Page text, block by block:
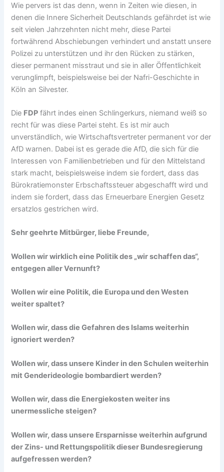
Wie pervers ist das denn, wenn in Zeiten wie diesen, in
denen die Innere Sicherheit Deutschlands gefährdet ist wie
seit vielen Jahrzehnten nicht mehr, diese Partei
fortwährend Abschiebungen verhindert und anstatt unsere
Polizei zu unterstützen und ihr den Rücken zu stärken,
dieser permanent misstraut und sie in aller Öffentlichkeit
verunglimpft, beispielsweise bei der Nafri-Geschichte in
Köln an Silvester.
Die FDP fährt indes einen Schlingerkurs, niemand weiß so
recht für was diese Partei steht. Es ist mir auch
unverständlich, wie Wirtschaftsvertreter permanent vor der
AfD warnen. Dabei ist es gerade die AfD, die sich für die
Interessen von Familienbetrieben und für den Mittelstand
stark macht, beispielsweise indem sie fordert, dass das
Bürokratiemonster Erbschaftssteuer abgeschafft wird und
indem sie fordert, dass das Erneuerbare Energien Gesetz
ersatzlos gestrichen wird.
Sehr geehrte Mitbürger, liebe Freunde,
Wollen wir wirklich eine Politik des „wir schaffen das“,
entgegen aller Vernunft?
Wollen wir eine Politik, die Europa und den Westen
weiter spaltet?
Wollen wir, dass die Gefahren des Islams weiterhin
ignoriert werden?
Wollen wir, dass unsere Kinder in den Schulen weiterhin
mit Genderideologie bombardiert werden?
Wollen wir, dass die Energiekosten weiter ins
unermessliche steigen?
Wollen wir, dass unsere Ersparnisse weiterhin aufgrund
der Zins- und Rettungspolitik dieser Bundesregierung
aufgefressen werden?